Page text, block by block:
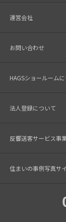
運営会社
お問い合わせ
HAGSショールーム
法人登録について
反響送客サービス事
住まいの事例写真サ